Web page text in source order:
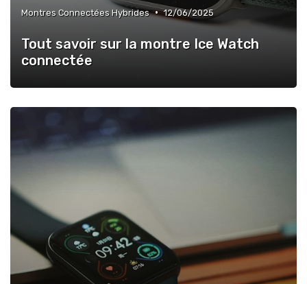
Montres Connectées Hybrides • 12/06/2025
Tout savoir sur la montre Ice Watch
connectée